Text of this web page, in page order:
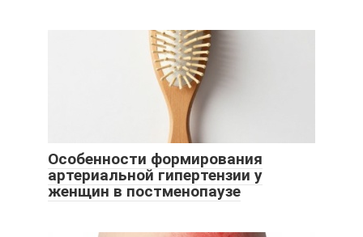
Особенности формирования
артериальной гипертензии у
женщин в постменопаузе